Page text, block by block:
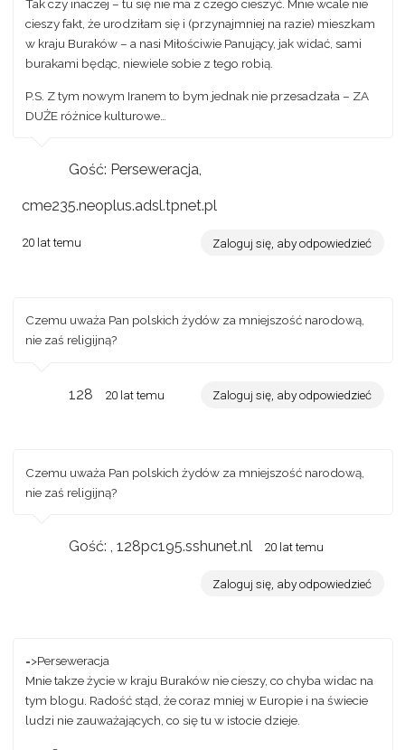
Tak czy inaczej – tu się nie ma z czego cieszyć. Mnie wcale nie
cieszy fakt, że urodziłam się i (przynajmniej na razie) mieszkam
w kraju Buraków – a nasi Miłościwie Panujący, jak widać, sami
burakami będąc, niewiele sobie z tego robią.
P.S. Z tym nowym Iranem to bym jednak nie przesadzała – ZA
DUŻE różnice kulturowe…
Gość: Perseweracja,
cme235.neoplus.adsl.tpnet.pl
20 lat temu Zaloguj się, aby odpowiedzieć
Czemu uważa Pan polskich żydów za mniejszość narodową,
nie zaś religijną?
128 20 lat temu Zaloguj się, aby odpowiedzieć
Czemu uważa Pan polskich żydów za mniejszość narodową,
nie zaś religijną?
Gość: , 128pc195.sshunet.nl 20 lat temu
Zaloguj się, aby odpowiedzieć
=>Perseweracja
Mnie takze życie w kraju Buraków nie cieszy, co chyba widac na
tym blogu. Radość stąd, że coraz mniej w Europie i na świecie
ludzi nie zauważających, co się tu w istocie dzieje.